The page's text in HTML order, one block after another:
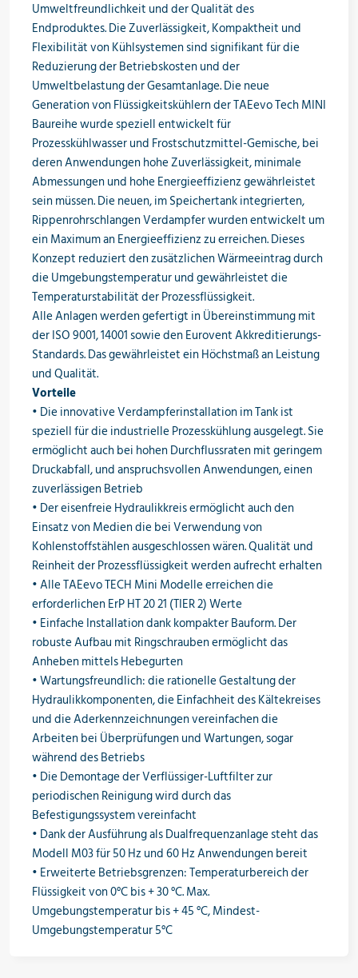
Olieën & koudedragers
Gereedschapp & meetinstrumenten
Warmtepompen
Aanbiedingen
Nieuw in het assortiment
Umweltfreundlichkeit und der Qualität des
Endproduktes. Die Zuverlässigkeit, Kompaktheit und
Flexibilität von Kühlsystemen sind signifikant für die
Reduzierung der Betriebskosten und der
Umweltbelastung der Gesamtanlage. Die neue
Generation von Flüssigkeitskühlern der TAEevo Tech MINI
Baureihe wurde speziell entwickelt für
Prozesskühlwasser und Frostschutzmittel-Gemische, bei
deren Anwendungen hohe Zuverlässigkeit, minimale
Abmessungen und hohe Energieeffizienz gewährleistet
sein müssen. Die neuen, im Speichertank integrierten,
Rippenrohrschlangen Verdampfer wurden entwickelt um
ein Maximum an Energieeffizienz zu erreichen. Dieses
Konzept reduziert den zusätzlichen Wärmeeintrag durch
die Umgebungstemperatur und gewährleistet die
Temperaturstabilität der Prozessflüssigkeit.
Alle Anlagen werden gefertigt in Übereinstimmung mit
der ISO 9001, 14001 sowie den Eurovent Akkreditierungs-
Standards. Das gewährleistet ein Höchstmaß an Leistung
und Qualität.
Vorteile
• Die innovative Verdampferinstallation im Tank ist
speziell für die industrielle Prozesskühlung ausgelegt. Sie
ermöglicht auch bei hohen Durchflussraten mit geringem
Druckabfall, und anspruchsvollen Anwendungen, einen
zuverlässigen Betrieb
• Der eisenfreie Hydraulikkreis ermöglicht auch den
Einsatz von Medien die bei Verwendung von
Kohlenstoffstählen ausgeschlossen wären. Qualität und
Reinheit der Prozessflüssigkeit werden aufrecht erhalten
• Alle TAEevo TECH Mini Modelle erreichen die
erforderlichen ErP HT 20 21 (TIER 2) Werte
• Einfache Installation dank kompakter Bauform. Der
robuste Aufbau mit Ringschrauben ermöglicht das
Anheben mittels Hebegurten
• Wartungsfreundlich: die rationelle Gestaltung der
Hydraulikkomponenten, die Einfachheit des Kältekreises
und die Aderkennzeichnungen vereinfachen die
Arbeiten bei Überprüfungen und Wartungen, sogar
während des Betriebs
• Die Demontage der Verflüssiger-Luftfilter zur
periodischen Reinigung wird durch das
Befestigungssystem vereinfacht
• Dank der Ausführung als Dualfrequenzanlage steht das
Modell M03 für 50 Hz und 60 Hz Anwendungen bereit
• Erweiterte Betriebsgrenzen: Temperaturbereich der
Flüssigkeit von 0°C bis + 30 °C. Max.
Umgebungstemperatur bis + 45 °C, Mindest-
Umgebungstemperatur 5°C